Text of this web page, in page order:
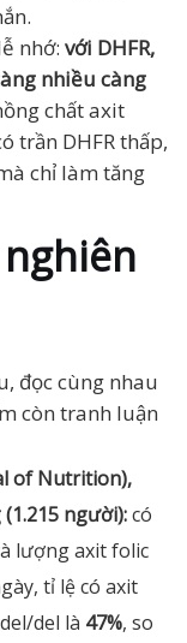
nhớ: với DHFR,
nhiều càng
chất axit
trần DHFR thấp,
chỉ làm tăng
đọc cùng nhau
còn tranh luận
of Nutrition),
người):có
lượng axit folic
tỉ lệ có axit
del là 47%, so